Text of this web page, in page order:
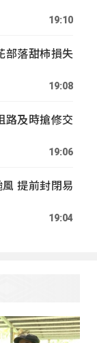
19:10
部落甜柿損失
19:08
路及時搶修交
19:06
提前封閉易
19:04